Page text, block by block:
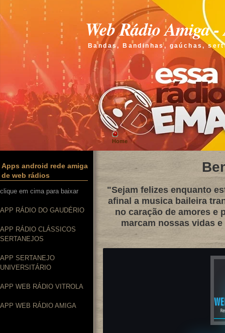
Web Rádio Amiga
Bandas, Bandinhas, gaúchas,
Home
Apps android rede amiga
de web rádios
clique em cima para baixar
APP RÁDIO DO GAUDÉRIO
APP RÁDIO CLÁSSICOS
SERTANEJOS
APP SERTANEJO
UNIVERSITÁRIO
APP WEB RÁDIO VITROLA
APP WEB RÁDIO AMIGA
"Sejam felizes enquanto
afinal a musica baileira
no caração de amores e
marcam nossas vidas